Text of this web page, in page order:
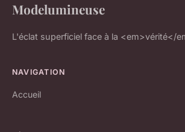
Modelumineuse
L'éclat superficiel face à la <em>vérité</
NAVIGATION
Accueil